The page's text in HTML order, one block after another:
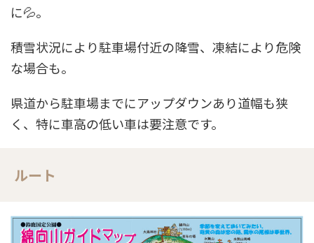
に💦。
積雪状況により駐車場付近の降雪、凍結により危険
な場合も。
県道から駐車場までにアップダウンあり道幅も狭
く、特に車高の低い車は要注意です。
ルート